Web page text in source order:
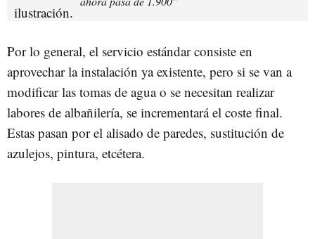
Por lo general, el servicio estándar consiste en
aprovechar la instalación ya existente, pero si se van a
modificar las tomas de agua o se necesitan realizar
labores de albañilería, se incrementará el coste final.
Estas pasan por el alisado de paredes, sustitución de
azulejos, pintura, etcétera.